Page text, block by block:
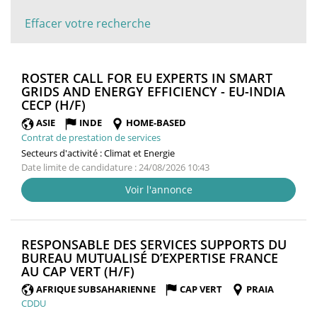
Effacer votre recherche
ROSTER CALL FOR EU EXPERTS IN SMART
GRIDS AND ENERGY EFFICIENCY - EU-INDIA
CECP (H/F)
FENÊTRE)
ASIE INDE
HOME-BASED
Contrat de prestation de services
Secteurs d'activité :Climat et Energie
Date limite de candidature : 24/08/2026 10:43
Voir l'annonce
RESPONSABLE DES SERVICES SUPPORTS DU
BUREAU MUTUALISÉ D’EXPERTISE FRANCE
AU CAP VERT (H/F)
FENÊTRE)
AFRIQUE SUBSAHARIENNE CAP VERT
PRAIA
CDDU